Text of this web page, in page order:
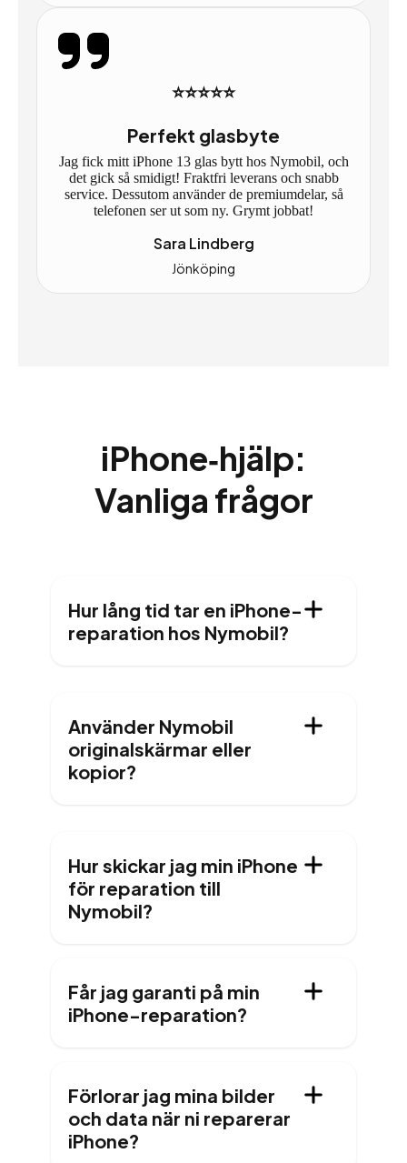
⭐⭐⭐⭐⭐
Perfekt glasbyte
Jag fick mitt iPhone 13 glas bytt hos Nymobil, och
det gick så smidigt! Fraktfri leverans och snabb
service. Dessutom använder de premiumdelar, så
telefonen ser ut som ny. Grymt jobbat!
Sara Lindberg
Jönköping
iPhone‑hjälp:
Vanliga frågor
Hur lång tid tar en iPhone-
reparation hos Nymobil?
Använder Nymobil
originalskärmar eller
kopior?
Hur skickar jag min iPhone
för reparation till
Nymobil?
Får jag garanti på min
iPhone-reparation?
Förlorar jag mina bilder
och data när ni reparerar
iPhone?